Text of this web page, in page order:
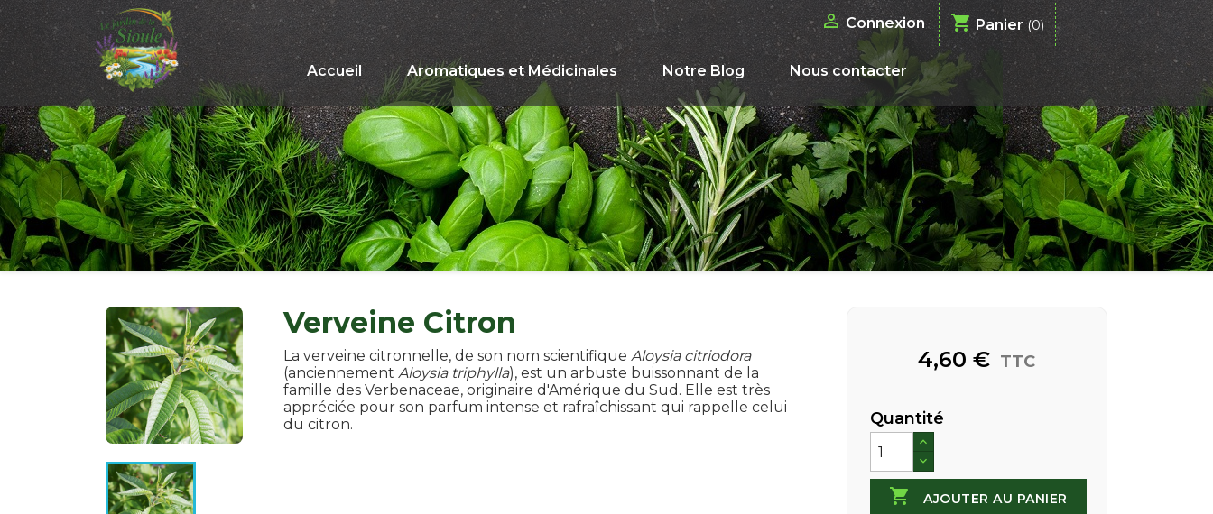
 Connexion shopping_cart Panier (0)
Accueil Aromatiques et Médicinales Notre Blog Nous contacter
Verveine Citron
La verveine citronnelle, de son nom scientifiqueAloysia citriodora
(anciennementAloysia triphylla), est un arbuste buissonnant de la
famille des Verbenaceae, originaire d'Amérique du Sud. Elle est très
appréciée pour son parfum intense et rafraîchissant qui rappelle celui
du citron.
4,60 € TTC
Quantité
 AJOUTER AU PANIER